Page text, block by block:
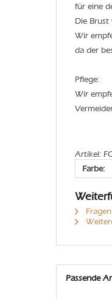
für eine
Die
Wir
da der
Pflege:
Wir
Artikel:
Farbe:
Passende